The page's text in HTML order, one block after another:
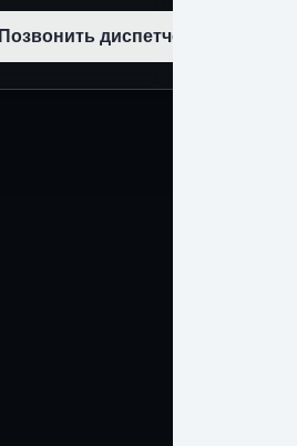
Позвонить диспетчеру